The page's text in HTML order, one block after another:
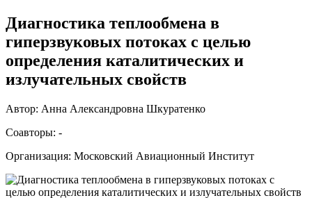
Диагностика теплообмена в
гиперзвуковых потоках с целью
определения каталитических и
излучательных свойств
Автор: Анна Александровна Шкуратенко
Соавторы: -
Организация: Московский Авиационный Институт